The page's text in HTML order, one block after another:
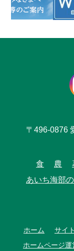
〒496-0876
食 農
あいち海部
ホーム サイ
ホームページ運